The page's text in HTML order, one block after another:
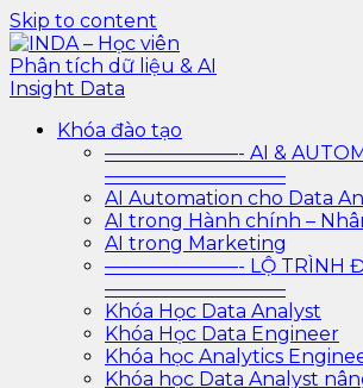
Skip to content
INDA – Học viên Phân tích dữ liệu &
INDA – Học viện Đào tạo phân tích
sâu cho ngành ngân hàng – bảo
và doanh nghiệp với các project thực
lộ trình với AI
Khóa đào tạo
———————- AI &
—————————–
AI Automation cho Data
AI trong Hành chính –
AI trong Marketing
———————- LỘ TRÌNH
—————————–
Khóa Học Data Analyst
Khóa Học Data Engineer
Khóa học Analytics
Khóa học Data Analyst